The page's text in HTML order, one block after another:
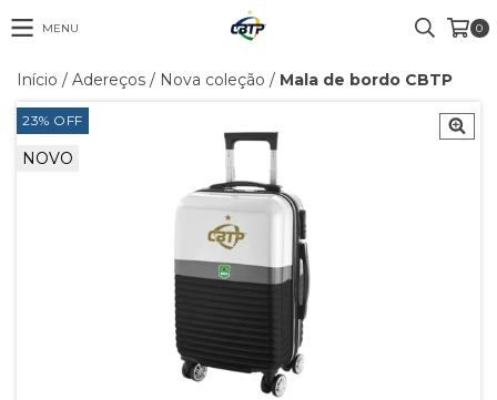
MENU 0
Início / Adereços / Nova coleção / Mala de bordo CBTP
23% OFF
NOVO